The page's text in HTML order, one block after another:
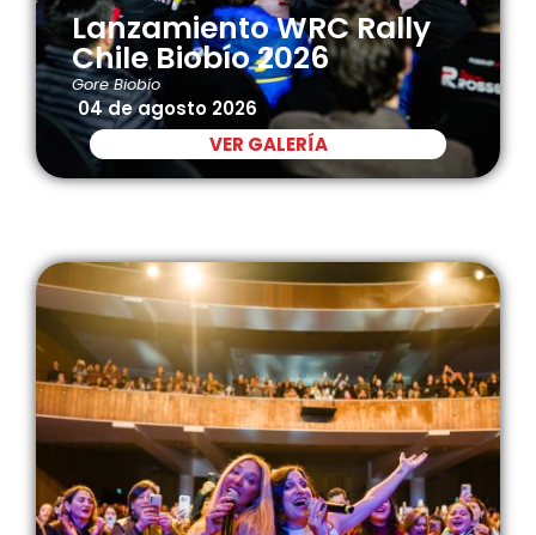
Lanzamiento WRC Rally
Chile Biobío 2026
Gore Biobío
04 de agosto 2026
VER GALERÍA